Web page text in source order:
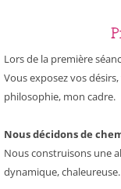
Lors de la première
Vous exposez vos
philosophie, mon cadre.
Nous décidons de
Nous construisons une
dynamique, chaleureuse.